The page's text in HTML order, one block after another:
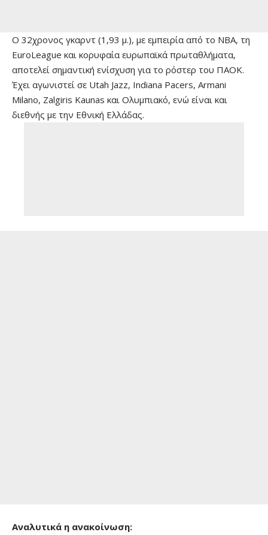
Ο 32χρονος γκαρντ (1,93 μ.), με εμπειρία από το ΝΒΑ, τη
EuroLeague και κορυφαία ευρωπαϊκά πρωταθλήματα,
αποτελεί σημαντική ενίσχυση για το ρόστερ του ΠΑΟΚ.
Έχει αγωνιστεί σε Utah Jazz, Indiana Pacers, Armani
Milano, Zalgiris Kaunas και Ολυμπιακό, ενώ είναι και
διεθνής με την Εθνική Ελλάδας.
Αναλυτικά η ανακοίνωση: